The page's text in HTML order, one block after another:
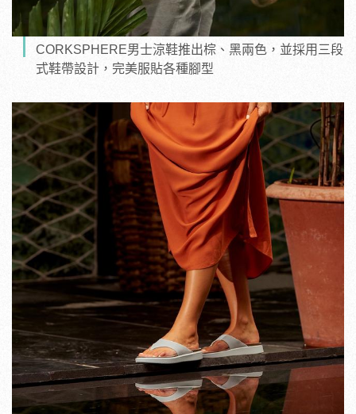
CORKSPHERE男士涼鞋推出棕、黑兩色，並採用三段
式鞋帶設計，完美服貼各種腳型